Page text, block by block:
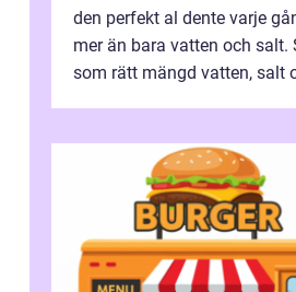
den perfekt al dente varje
mer än bara vatten och salt.
som rätt mängd vatten, salt